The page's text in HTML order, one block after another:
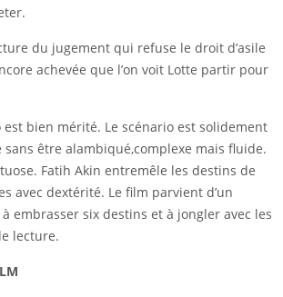
du jugement qui refuse le droit d’asile
achevée que l’on voit Lotte partir pour
est bien mérité. Le scénario est solidement
sans être alambiqué,complexe mais fluide.
Fatih Akin entremêle les destins de
avec dextérité. Le film parvient d’un
embrasser six destins et à jongler avec les
lecture.